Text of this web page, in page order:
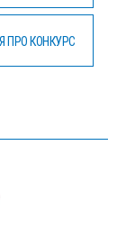
ПРО КОНКУРС